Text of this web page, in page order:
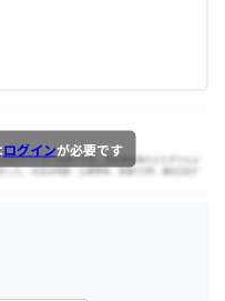
ログインが必要です